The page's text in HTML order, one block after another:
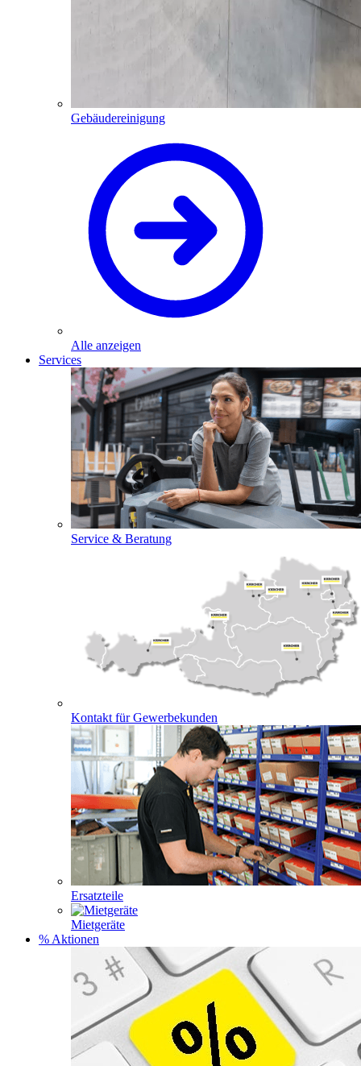
Gebäudereinigung
Alle anzeigen
Services
Service & Beratung
Kontakt für Gewerbekunden
Ersatzteile
Mietgeräte
% Aktionen